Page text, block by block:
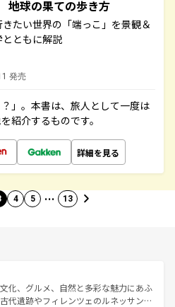
球の果ての歩き方
たい世界の「端っこ」を景観＆
ともに解説
発売
？」。本書は、旅人として一度は
紹介するものです。
詳細を見る
4 5 … 13
化、グルメ、自然と多彩な魅力にあふ
代遺跡やフィレンツェのルネッサンス